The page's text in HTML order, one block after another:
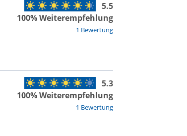
1 Bewertung
5.5
100% Weiterempfehlung
1 Bewertung
5.3
100% Weiterempfehlung